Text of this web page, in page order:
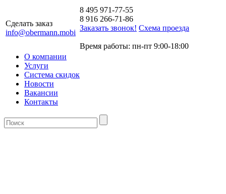
Сделать заказ
info@obermann.mobi
8 495 971-77-55
8 916 266-71-86
Заказать звонок! Схема проезда
Время работы: пн-пт 9:00-18:00
О компании
Услуги
Система скидок
Новости
Вакансии
Контакты